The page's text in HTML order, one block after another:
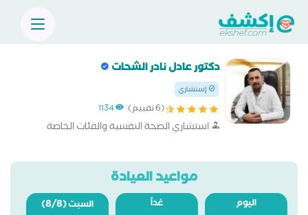
دكتور عادل نادر الشحات
إستشاري
(6 تقييم) 1134
استشاري الصحة النفسية والفئات الخاصة
مواعيد العيادة
اليوم غداً السبت(8/8)